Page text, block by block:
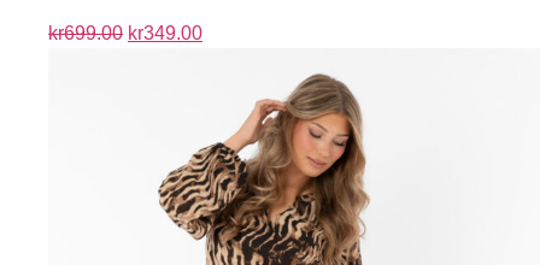
kr699.00 kr349.00